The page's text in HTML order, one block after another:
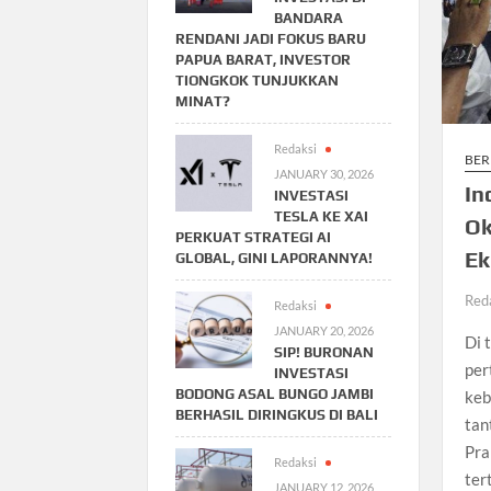
Di
BANDARA
RENDANI JADI FOKUS BARU
PAPUA BARAT, INVESTOR
TIONGKOK TUNJUKKAN
MINAT?
Redaksi
JANUARY 30, 2026
INVESTASI
TESLA KE XAI
PERKUAT STRATEGI AI
GLOBAL, GINI LAPORANNYA!
Redaksi
JANUARY 20, 2026
SIP! BURONAN
INVESTASI
BODONG ASAL BUNGO JAMBI
BERHASIL DIRINGKUS DI BALI
Redaksi
JANUARY 12, 2026